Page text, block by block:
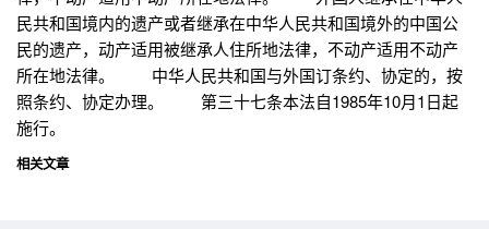
民共和国境内的遗产或者继承在中华人民共和国境外的中国公
民的遗产，动产适用被继承人住所地法律，不动产适用不动产
所在地法律。 中华人民共和国与外国订条约、协定的，按
照条约、协定办理。 第三十七条本法自1985年10月1日起
施行。
相关文章